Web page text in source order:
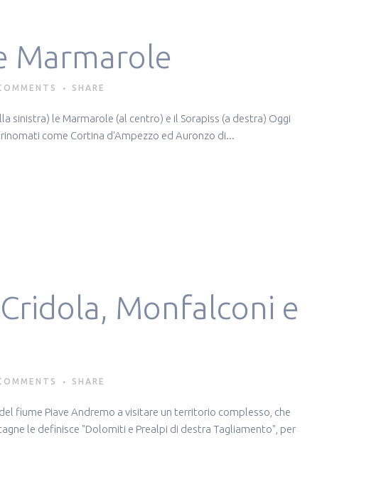
Marmarole
SHARE
le Marmarole (al centro) e il Sorapiss (a destra) Oggi
come Cortina d'Ampezzo ed Auronzo di...
Monfalconi e
SHARE
fiume Piave Andremo a visitare un territorio complesso, che
le definisce "Dolomiti e Prealpi di destra Tagliamento", per